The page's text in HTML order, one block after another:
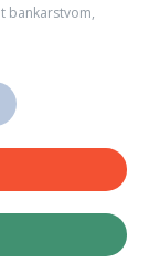
bankarstvom,